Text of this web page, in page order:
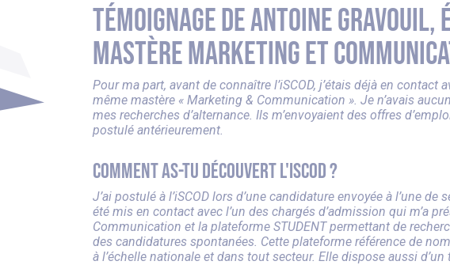
Témoignage de Antoine Gravouil,
Mastère Marketing et
Pour ma part, avant de connaître l’iSCOD, j’étais déjà en contact
même mastère « Marketing & Communication ». Je n’avais
mes recherches d’alternance. Ils m’envoyaient des offres
postulé antérieurement.
Comment as-tu découvert l'ISCOD ?
J’ai postulé à l’iSCOD lors d’une candidature envoyée à l’une de
été mis en contact avec l’un des chargés d’admission qui m’a
Communication et la plateforme STUDENT permettant de
des candidatures spontanées. Cette plateforme référence de
à l’échelle nationale et dans tout secteur. Elle dispose aussi